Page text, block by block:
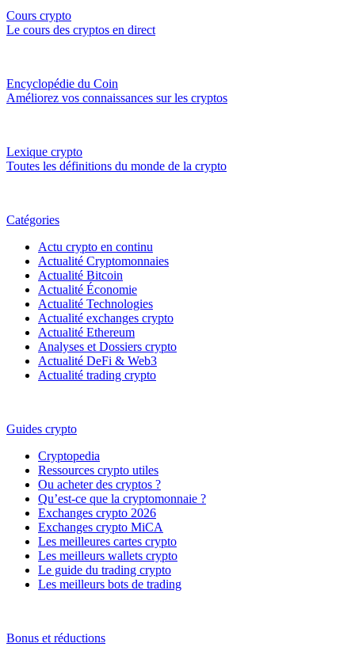
Cours crypto
Le cours des cryptos en direct
Encyclopédie du Coin
Améliorez vos connaissances sur les cryptos
Lexique crypto
Toutes les définitions du monde de la crypto
Catégories
Actu crypto en continu
Actualité Cryptomonnaies
Actualité Bitcoin
Actualité Économie
Actualité Technologies
Actualité exchanges crypto
Actualité Ethereum
Analyses et Dossiers crypto
Actualité DeFi & Web3
Actualité trading crypto
Guides crypto
Cryptopedia
Ressources crypto utiles
Ou acheter des cryptos ?
Qu’est-ce que la cryptomonnaie ?
Exchanges crypto 2026
Exchanges crypto MiCA
Les meilleures cartes crypto
Les meilleurs wallets crypto
Le guide du trading crypto
Les meilleurs bots de trading
Bonus et réductions